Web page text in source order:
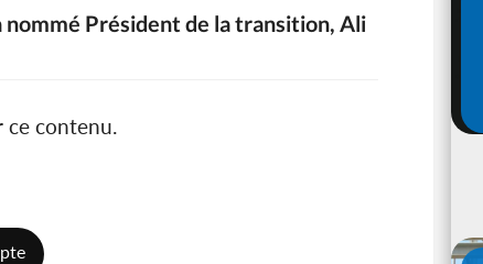
nommé Président de la transition, Ali
ce contenu.